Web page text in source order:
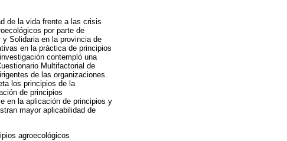
de la vida frente a las crisis
por parte de
Solidaria en la provincia de
en la práctica de principios
contempló una
Multifactorial de
de las organizaciones.
los principios de la
de principios
en la aplicación de principios y
mayor aplicabilidad de
agroecológicos